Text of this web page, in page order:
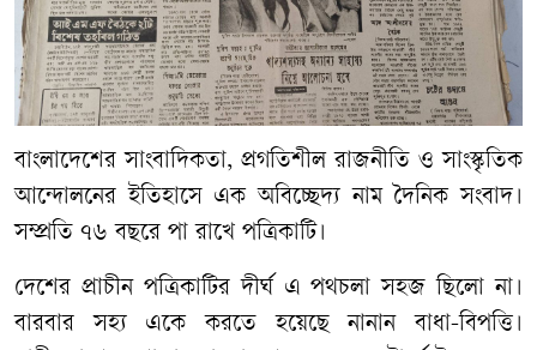
বাংলাদেশের সাংবাদিকতা, প্রগতিশীল রাজনীতি ও সাংস্কৃতিক
আন্দোলনের ইতিহাসে এক অবিচ্ছেদ্য নাম দৈনিক সংবাদ।
সম্প্রতি ৭৬ বছরে পা রাখে পত্রিকাটি।
দেশের প্রাচীন পত্রিকাটির দীর্ঘ এ পথচলা সহজ ছিলো না।
বারবার সহ্য একে করতে হয়েছে নানান বাধা-বিপত্তি।